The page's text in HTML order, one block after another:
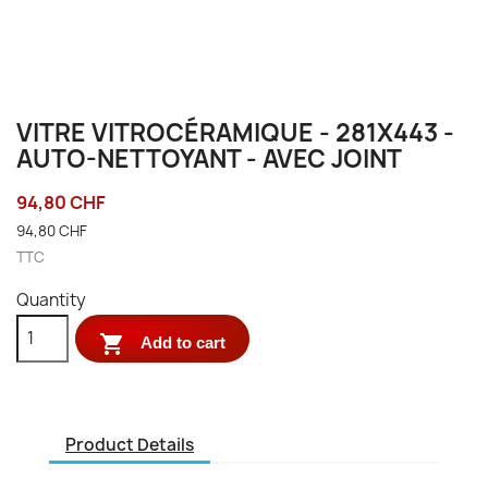
VITRE VITROCÉRAMIQUE - 281X443 -
AUTO-NETTOYANT - AVEC JOINT
94,80 CHF
94,80 CHF
TTC
Quantity
 Add to cart
Product Details